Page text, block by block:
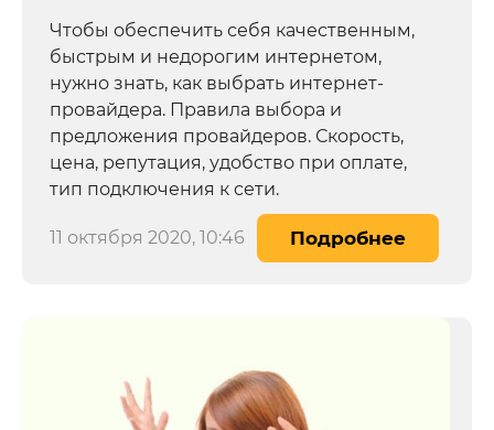
Чтобы обеспечить себя качественным,
быстрым и недорогим интернетом,
нужно знать, как выбрать интернет-
провайдера. Правила выбора и
предложения провайдеров. Скорость,
цена, репутация, удобство при оплате,
тип подключения к cети.
11 октября 2020, 10:46 Подробнее